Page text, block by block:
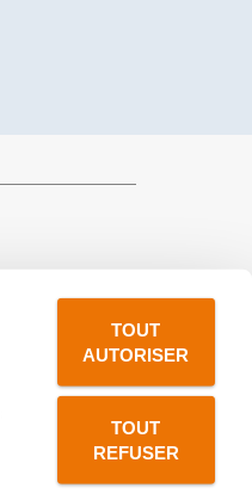
TOUT
AUTORISER
TOUT
REFUSER